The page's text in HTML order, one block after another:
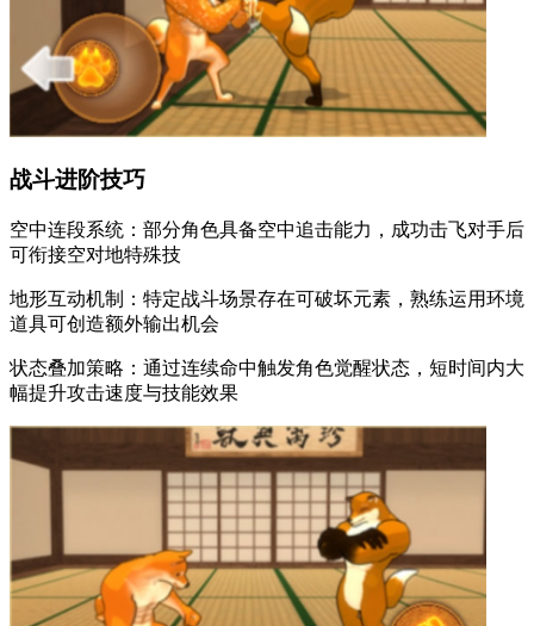
战斗进阶技巧
空中连段系统：部分角色具备空中追击能力，成功击飞对手后
可衔接空对地特殊技
地形互动机制：特定战斗场景存在可破坏元素，熟练运用环境
道具可创造额外输出机会
状态叠加策略：通过连续命中触发角色觉醒状态，短时间内大
幅提升攻击速度与技能效果